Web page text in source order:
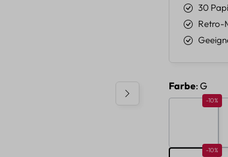
30
Retro-
Farbe: G
Rabatt
-10%
Rabatt
-10%